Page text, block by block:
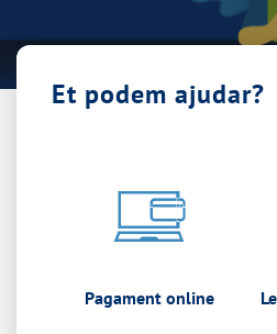
Et podem ajudar?
Pagament online